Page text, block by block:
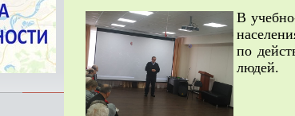
В
по
людей.